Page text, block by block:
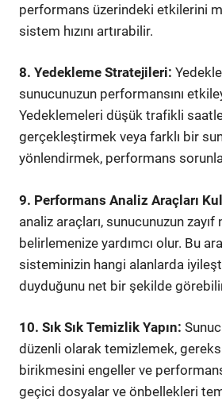
performans üzerindeki etkilerini
sistem hızını artırabilir.
8. Yedekleme Stratejileri:
sunucunuzun performansını
Yedeklemeleri düşük trafikli
gerçekleştirmek veya farklı bir
yönlendirmek, performans
9. Performans Analiz Araçları
analiz araçları, sunucunuzun zayıf
belirlemenize yardımcı olur. Bu
sisteminizin hangi alanlarda
duyduğunu net bir şekilde
10. Sık Sık Temizlik Yapın:
düzenli olarak temizlemek,
birikmesini engeller ve
geçici dosyalar ve önbellekleri